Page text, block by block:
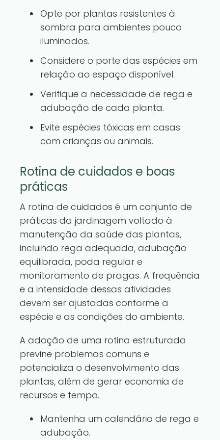
Opte por plantas resistentes à
sombra para ambientes pouco
iluminados.
Considere o porte das espécies em
relação ao espaço disponível.
Verifique a necessidade de rega e
adubação de cada planta.
Evite espécies tóxicas em casas
com crianças ou animais.
Rotina de cuidados e boas
práticas
A rotina de cuidados é um conjunto de
práticas da jardinagem voltado à
manutenção da saúde das plantas,
incluindo rega adequada, adubação
equilibrada, poda regular e
monitoramento de pragas. A frequência
e a intensidade dessas atividades
devem ser ajustadas conforme a
espécie e as condições do ambiente.
A adoção de uma rotina estruturada
previne problemas comuns e
potencializa o desenvolvimento das
plantas, além de gerar economia de
recursos e tempo.
Mantenha um calendário de rega e
adubação.